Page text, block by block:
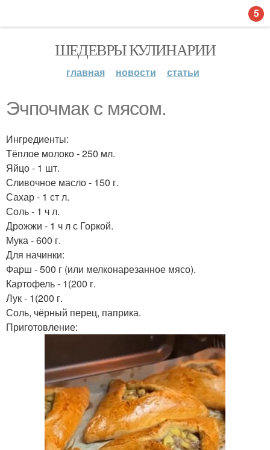
ШЕДЕВРЫ КУЛИНАРИИ
главная новости статьи
Эчпочмак с мясом.
Ингредиенты:
Тёплое молоко - 250 мл.
Яйцо - 1 шт.
Сливочное масло - 150 г.
Сахар - 1 ст л.
Соль - 1 ч л.
Дрожжи - 1 ч л с Горкой.
Мука - 600 г.
Для начинки:
Фарш - 500 г (или мелконарезанное мясо).
Картофель - 1(200 г.
Лук - 1(200 г.
Соль, чёрный перец, паприка.
Приготовление:
5